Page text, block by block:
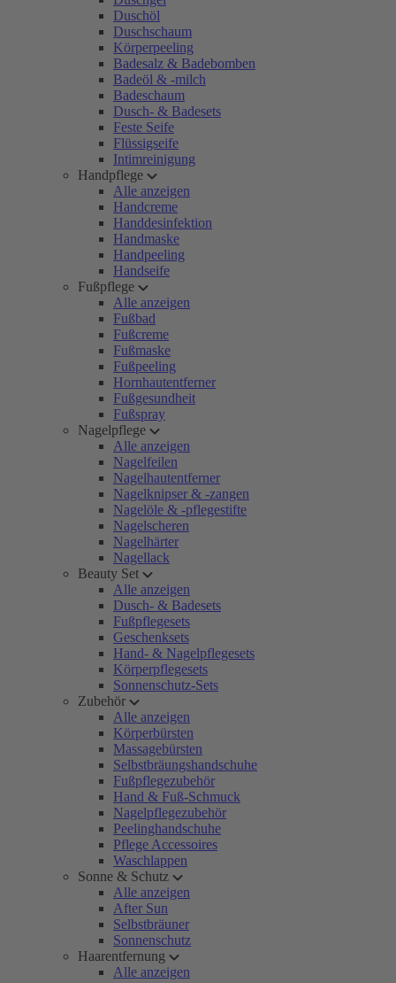
Duschöl
Duschschaum
Körperpeeling
Badesalz & Badebomben
Badeöl & -milch
Badeschaum
Dusch- & Badesets
Feste Seife
Flüssigseife
Intimreinigung
Handpflege
Alle anzeigen
Handcreme
Handdesinfektion
Handmaske
Handpeeling
Handseife
Fußpflege
Alle anzeigen
Fußbad
Fußcreme
Fußmaske
Fußpeeling
Hornhautentferner
Fußgesundheit
Fußspray
Nagelpflege
Alle anzeigen
Nagelfeilen
Nagelhautentferner
Nagelknipser & -zangen
Nagelöle & -pflegestifte
Nagelscheren
Nagelhärter
Nagellack
Beauty Set
Alle anzeigen
Dusch- & Badesets
Fußpflegesets
Geschenksets
Hand- & Nagelpflegesets
Körperpflegesets
Sonnenschutz-Sets
Zubehör
Alle anzeigen
Körperbürsten
Massagebürsten
Selbstbräungshandschuhe
Fußpflegezubehör
Hand & Fuß-Schmuck
Nagelpflegezubehör
Peelinghandschuhe
Pflege Accessoires
Waschlappen
Sonne & Schutz
Alle anzeigen
After Sun
Selbstbräuner
Sonnenschutz
Haarentfernung
Alle anzeigen